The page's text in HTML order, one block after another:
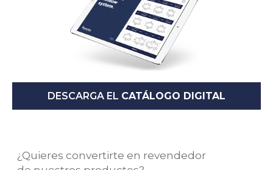
DESCARGA EL CATÁLOGO DIGITAL
¿Quieres convertirte en revendedor